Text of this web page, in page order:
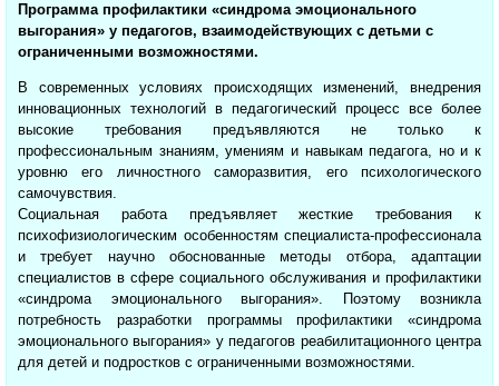
Программа профилактики «синдрома эмоционального
выгорания» у педагогов, взаимодействующих с детьми с
ограниченными возможностями.
В современных условиях происходящих изменений, внедрения
инновационных технологий в педагогический процесс все более
высокие требования предъявляются не только к
профессиональным знаниям, умениям и навыкам педагога, но и к
уровню его личностного саморазвития, его психологического
самочувствия.
Социальная работа предъявляет жесткие требования к
психофизиологическим особенностям специалиста-профессионала
и требует научно обоснованные методы отбора, адаптации
специалистов в сфере социального обслуживания и профилактики
«синдрома эмоционального выгорания». Поэтому возникла
потребность разработки программы профилактики «синдрома
эмоционального выгорания» у педагогов реабилитационного центра
для детей и подростков с ограниченными возможностями.